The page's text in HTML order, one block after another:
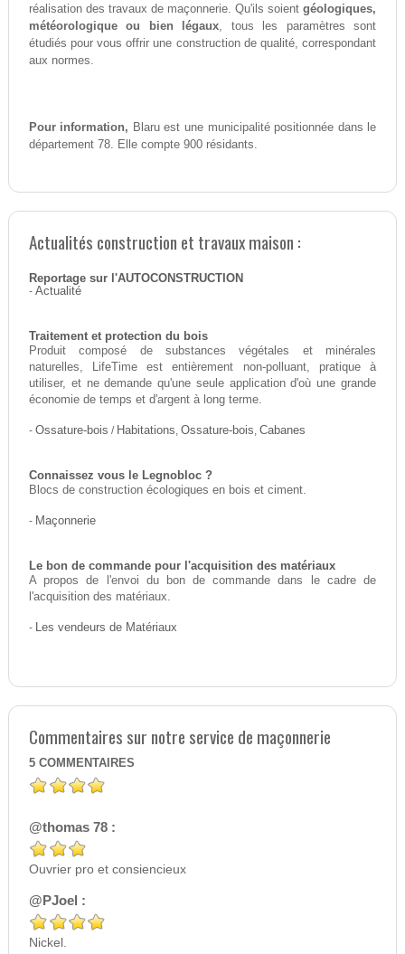
réalisation des travaux de maçonnerie. Qu'ils soientgéologiques,
météorologique ou bien légaux, tous les paramètres sont
étudiés pour vous offrir une construction de qualité, correspondant
aux normes.
Pour information, Blaru est une municipalité positionnée dans le
département 78. Elle compte 900 résidants.
Actualités construction et travaux maison :
Reportage sur l'AUTOCONSTRUCTION
- Actualité
Traitement et protection du bois
Produit composé de substances végétales et minérales
naturelles, LifeTime est entièrement non-polluant, pratique à
utiliser, et ne demande qu'une seule application d'où une grande
économie de temps et d'argent à long terme.
- Ossature-bois / Habitations, Ossature-bois, Cabanes
Connaissez vous le Legnobloc ?
Blocs de construction écologiques en bois et ciment.
- Maçonnerie
Le bon de commande pour l'acquisition des matériaux
A propos de l'envoi du bon de commande dans le cadre de
l'acquisition des matériaux.
- Les vendeurs de Matériaux
Commentaires sur notre service de maçonnerie
5 COMMENTAIRES
@thomas 78 :
Ouvrier pro et consiencieux
@PJoel :
Nickel.